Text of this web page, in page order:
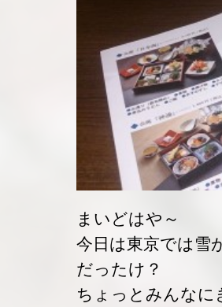
まいどはや～
今日は東京では雪
だったけ？
ちょっとみんなに